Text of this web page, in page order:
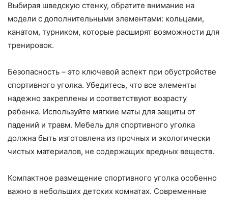
Выбирая шведскую стенку, обратите внимание на
модели с дополнительными элементами: кольцами,
канатом, турником, которые расширят возможности для
тренировок.
Безопасность – это ключевой аспект при обустройстве
спортивного уголка. Убедитесь, что все элементы
надежно закреплены и соответствуют возрасту
ребенка. Используйте мягкие маты для защиты от
падений и травм. Мебель для спортивного уголка
должна быть изготовлена из прочных и экологически
чистых материалов, не содержащих вредных веществ.
Компактное размещение спортивного уголка особенно
важно в небольших детских комнатах. Современные